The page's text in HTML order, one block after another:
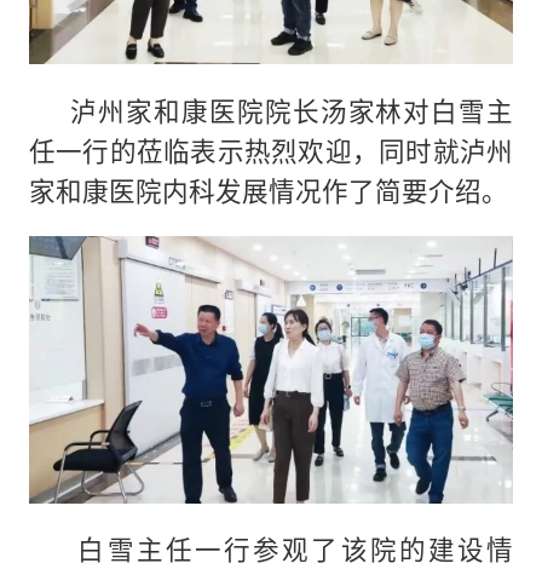
泸州家和康医院院长汤家林对白雪主
任一行的莅临表示热烈欢迎，同时就泸州
家和康医院内科发展情况作了简要介绍。
白雪主任一行参观了该院的建设情